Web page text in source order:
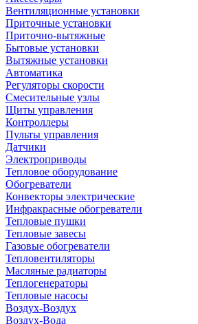
Вентиляционные установки
Приточные установки
Приточно-вытяжные
Бытовые установки
Вытяжные установки
Автоматика
Регуляторы скорости
Смесительные узлы
Щиты управления
Контроллеры
Пульты управления
Датчики
Электроприводы
Тепловое оборудование
Обогреватели
Конвекторы электрические
Инфракрасные обогреватели
Тепловые пушки
Тепловые завесы
Газовые обогреватели
Тепловентиляторы
Масляные радиаторы
Теплогенераторы
Тепловые насосы
Воздух-Воздух
Воздух-Вода